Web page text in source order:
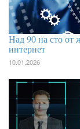
Над 90 на сто от
интернет
10.01.2026